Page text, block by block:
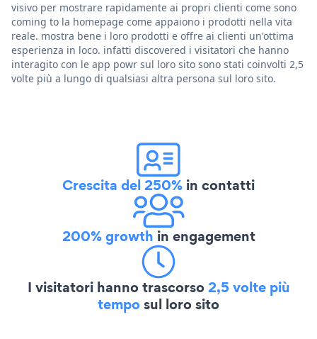
visivo per mostrare rapidamente ai propri clienti come sono
coming to la homepage come appaiono i prodotti nella vita
reale. mostra bene i loro prodotti e offre ai clienti un'ottima
esperienza in loco. infatti discovered i visitatori che hanno
interagito con le app powr sul loro sito sono stati coinvolti 2,5
volte più a lungo di qualsiasi altra persona sul loro sito.
Crescita del 250% in contatti
200% growth in engagement
I visitatori hanno trascorso2,5 volte più
temposul loro sito